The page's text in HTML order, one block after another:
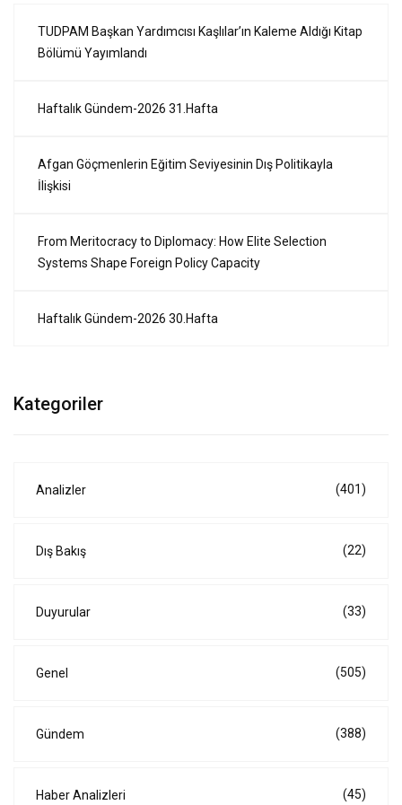
TUDPAM Başkan Yardımcısı Kaşlılar’ın Kaleme Aldığı Kitap
Bölümü Yayımlandı
Haftalık Gündem-2026 31.Hafta
Afgan Göçmenlerin Eğitim Seviyesinin Dış Politikayla
İlişkisi
From Meritocracy to Diplomacy: How Elite Selection
Systems Shape Foreign Policy Capacity
Haftalık Gündem-2026 30.Hafta
Kategoriler
Analizler (401)
Dış Bakış (22)
Duyurular (33)
Genel (505)
Gündem (388)
Haber Analizleri (45)